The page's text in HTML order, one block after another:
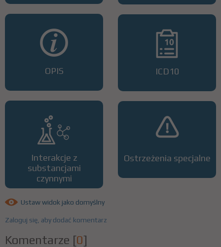
OPIS
Interakcje z
substancjami
czynnymi
ICD10
Ostrzeżenia specjalne
Ustaw widok jako domyślny
Zaloguj się, aby dodać komentarz
Komentarze [0]